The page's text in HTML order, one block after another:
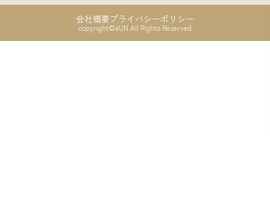
会社概要プライバシーポリシー
copyright©aUN All Rights Reserved